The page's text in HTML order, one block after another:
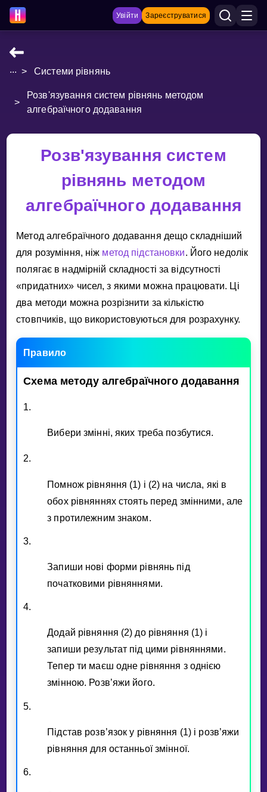
Увійти Зареєструватися
НАВЧАЛЬНІ МАТЕРІАЛИ
Curriculum
Multiplication Master
Джуніор-матем
Показати більше
Invite a Friend
НАВЧАЛЬНИЙ ПЛАН
Select curriculum
... > Системи рівнянь
>
Розв'язування систем рівнянь методом
алгебраїчного додавання
Розв'язування систем
рівнянь методом
алгебраїчного додавання
Метод алгебраїчного додавання дещо складнiший
для розумiння, нiж метод пiдстановки. Його недолiк
полягає в надмiрнiй складностi за вiдсутностi
«придатних» чисел, з якими можна працювати. Цi
два методи можна розрiзнити за кiлькiстю
стовпчикiв, що використовуються для розрахунку.
Правило
Схема методу алгебраїчного додавання
1.
Вибери змiннi, яких треба позбутися.
2.
Помнож рiвняння (1) i (2) на числа, якi в
обох рiвняннях стоять перед змiнними, але
з протилежним знаком.
3.
Запиши новi форми рiвнянь пiд
початковими рiвняннями.
4.
Додай рiвняння (2) до рiвняння (1) i
запиши результат пiд цими рiвняннями.
Тепер ти маєш одне рiвняння з однiєю
змiнною. Розв’яжи його.
5.
Пiдстав розв’язок у рiвняння (1) i розв’яжи
рiвняння для останньої змiнної.
6.